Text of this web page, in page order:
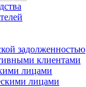
задолженностью
клиентами
лицами
лицами